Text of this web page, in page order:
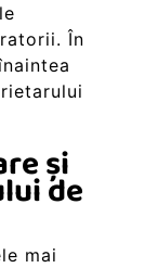
În
și
de
mai